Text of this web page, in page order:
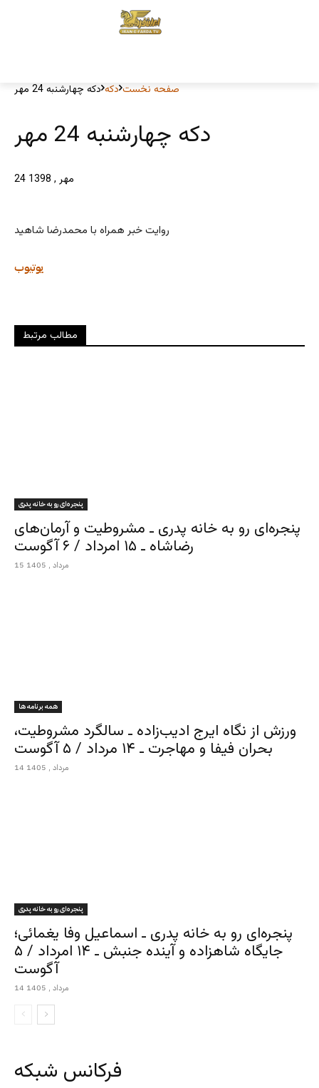
صفحه نخست دکه دکه چهارشنبه 24 مهر
دکه چهارشنبه 24 مهر
24 مهر , 1398
روایت خبر همراه با محمدرضا شاهید
یوتیوب
مطالب مرتبط
پنجره‌ای رو به خانه پدری
پنجره‌ای رو به خانه پدری ـ مشروطیت و آرمان‌های
رضاشاه ـ ۱۵ امرداد / ۶ آگوست
15 مرداد , 1405
همه برنامه ها
ورزش از نگاه ایرج ادیب‌زاده ـ سالگرد مشروطیت،
بحران فیفا و مهاجرت ـ ۱۴ مرداد / ۵ آگوست
14 مرداد , 1405
پنجره‌ای رو به خانه پدری
پنجره‌ای رو به خانه پدری ـ اسماعیل وفا یغمائی؛
جایگاه شاهزاده و آینده جنبش ـ ۱۴ امرداد / ۵
آگوست
14 مرداد , 1405
فرکانس شبکه